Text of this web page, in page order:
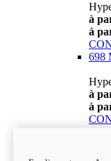
à
à
698
à
à